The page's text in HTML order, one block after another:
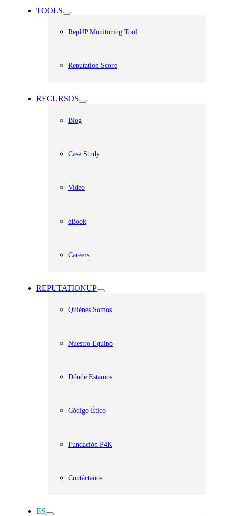
TOOLS
RepUP Monitoring Tool
Reputation Score
RECURSOS
Blog
Case Study
Video
eBook
Careers
REPUTATIONUP
Quiénes Somos
Nuestro Equipo
Dónde Estamos
Código Ético
Fundación P4K
Contáctanos
ES